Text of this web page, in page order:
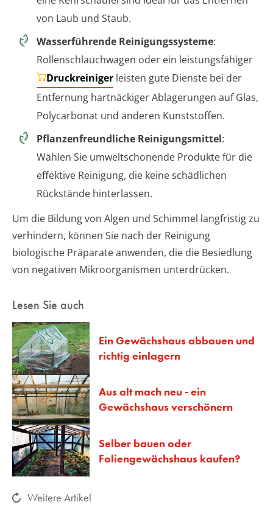
von Laub und Staub.
Wasserführende Reinigungssysteme:
Rollenschlauchwagen oder ein leistungsfähiger
Druckreiniger leisten gute Dienste bei der
Entfernung hartnäckiger Ablagerungen auf Glas,
Polycarbonat und anderen Kunststoffen.
Pflanzenfreundliche Reinigungsmittel:
Wählen Sie umweltschonende Produkte für die
effektive Reinigung, die keine schädlichen
Rückstände hinterlassen.
Um die Bildung von Algen und Schimmel langfristig zu
verhindern, können Sie nach der Reinigung
biologische Präparate anwenden, die die Besiedlung
von negativen Mikroorganismen unterdrücken.
Lesen Sie auch
Ein Gewächshaus abbauen und
richtig einlagern
Aus alt mach neu - ein
Gewächshaus verschönern
Selber bauen oder
Foliengewächshaus kaufen?
Weitere Artikel